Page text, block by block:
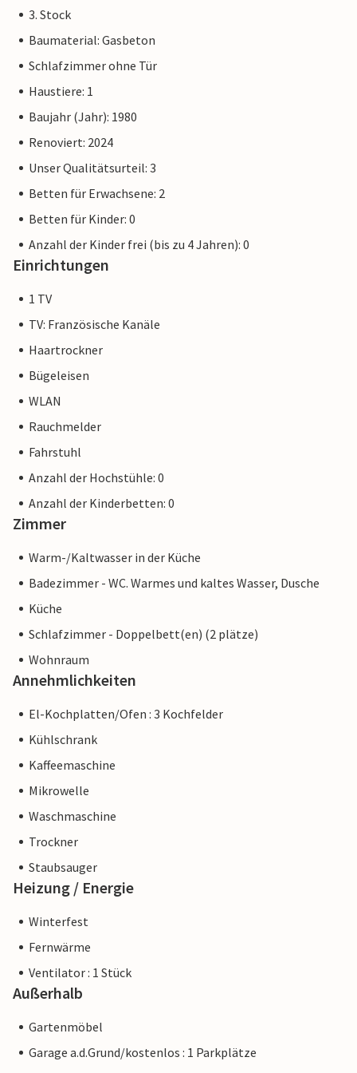
3. Stock
Baumaterial: Gasbeton
Schlafzimmer ohne Tür
Haustiere: 1
Baujahr (Jahr): 1980
Renoviert: 2024
Unser Qualitätsurteil: 3
Betten für Erwachsene: 2
Betten für Kinder: 0
Anzahl der Kinder frei (bis zu 4 Jahren): 0
Einrichtungen
1 TV
TV: Französische Kanäle
Haartrockner
Bügeleisen
WLAN
Rauchmelder
Fahrstuhl
Anzahl der Hochstühle: 0
Anzahl der Kinderbetten: 0
Zimmer
Warm-/Kaltwasser in der Küche
Badezimmer - WC. Warmes und kaltes Wasser, Dusche
Küche
Schlafzimmer - Doppelbett(en) (2 plätze)
Wohnraum
Annehmlichkeiten
El-Kochplatten/Ofen : 3 Kochfelder
Kühlschrank
Kaffeemaschine
Mikrowelle
Waschmaschine
Trockner
Staubsauger
Heizung / Energie
Winterfest
Fernwärme
Ventilator : 1 Stück
Außerhalb
Gartenmöbel
Garage a.d.Grund/kostenlos : 1 Parkplätze